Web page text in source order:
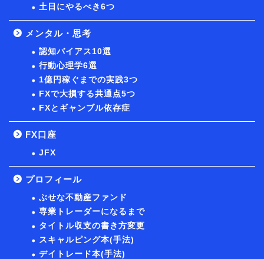
土日にやるべき6つ
メンタル・思考
認知バイアス10選
行動心理学6選
1億円稼ぐまでの実践3つ
FXで大損する共通点5つ
FXとギャンブル依存症
FX口座
JFX
プロフィール
ぶせな不動産ファンド
専業トレーダーになるまで
タイトル収支の書き方変更
スキャルピング本(手法)
デイトレード本(手法)